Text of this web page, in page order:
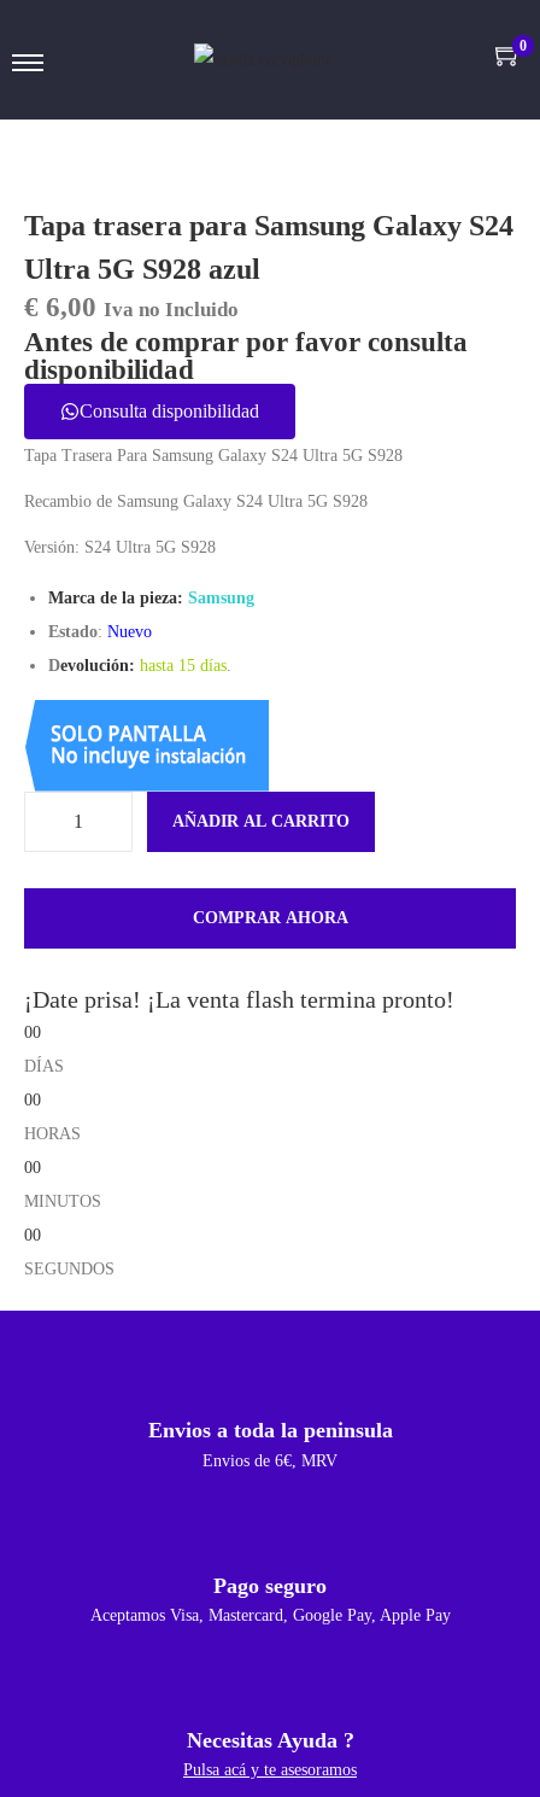
0
Tapa trasera para Samsung Galaxy S24
Ultra 5G S928 azul
€ 6,00 Iva no Incluido
Antes de comprar por favor consulta
disponibilidad
Consulta disponibilidad
Tapa Trasera Para Samsung Galaxy S24 Ultra 5G S928
Recambio de Samsung Galaxy S24 Ultra 5G S928
Versión: S24 Ultra 5G S928
Marca de la pieza: Samsung
Estado: Nuevo
Devolución: hasta 15 días
AÑADIR AL CARRITO
COMPRAR AHORA
¡Date prisa! ¡La venta flash termina pronto!
00
DÍAS
00
HORAS
00
MINUTOS
00
SEGUNDOS
Envios a toda la peninsula
Envios de 6€, MRV
Pago seguro
Aceptamos Visa, Mastercard, Google Pay, Apple Pay
Necesitas Ayuda ?
Pulsa acá y te asesoramos